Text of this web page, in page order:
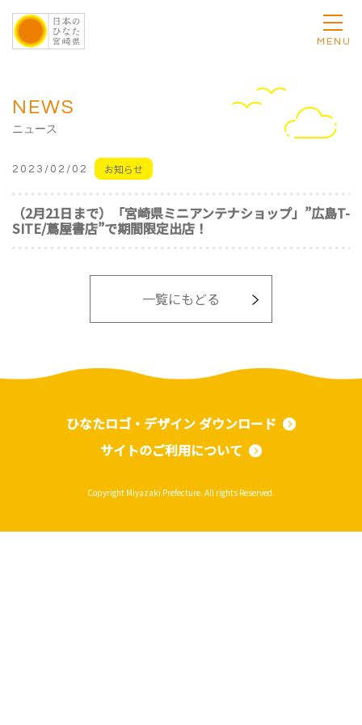
MENU
NEWS
ニュース
2023/02/02 お知らせ
（2月21日まで）「宮崎県ミニアンテナショップ」”広島T-
SITE/蔦屋書店”で期間限定出店！
一覧にもどる
ひなたロゴ・デザイン ダウンロード
サイトのご利用について
Copyright Miyazaki Prefecture. All rights Reserved.